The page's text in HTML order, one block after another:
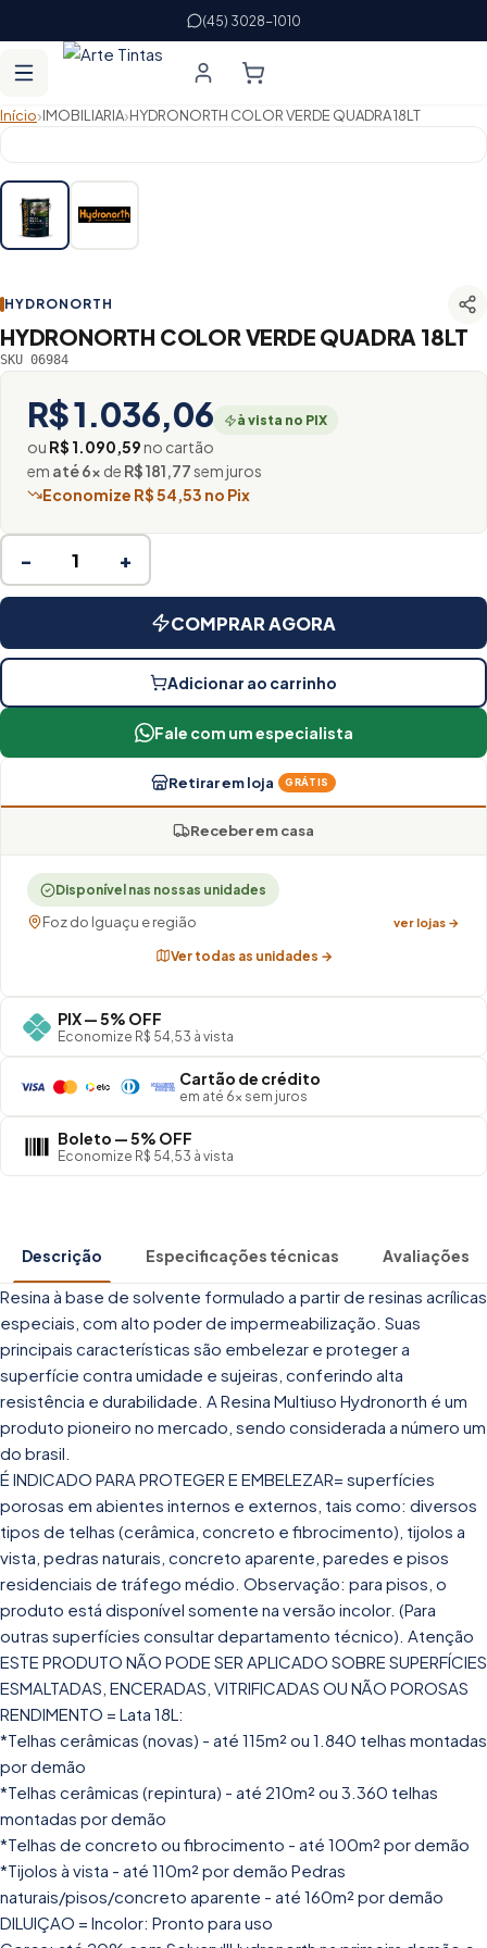
(45) 3028-1010
Início›IMOBILIARIA›HYDRONORTH COLOR VERDE QUADRA 18LT
HYDRONORTH
HYDRONORTH COLOR VERDE QUADRA 18LT
SKU 06984
R$ 1.036,06 à vista no PIX
ou R$ 1.090,59no cartão
em até 6× de R$ 181,77sem juros
Economize R$ 54,53 no Pix
− +
COMPRAR AGORA
Adicionar ao carrinho
Fale com um especialista
Retirar em loja GRÁTIS
Receber em casa
Disponível nas nossas unidades
Foz do Iguaçu e região ver lojas →
Ver todas as unidades →
PIX — 5% OFF
Economize R$ 54,53 à vista
Cartão de crédito
em até 6× sem juros
Boleto — 5% OFF
Economize R$ 54,53 à vista
Descrição Especificações técnicas Avaliações
Resina à base de solvente formulado a partir de resinas acrílicas
especiais, com alto poder de impermeabilização. Suas
principais características são embelezar e proteger a
superfície contra umidade e sujeiras, conferindo alta
resistência e durabilidade. A Resina Multiuso Hydronorth é um
produto pioneiro no mercado, sendo considerada a número um
do brasil.
É INDICADO PARA PROTEGER E EMBELEZAR= superfícies
porosas em abientes internos e externos, tais como: diversos
tipos de telhas (cerâmica, concreto e fibrocimento), tijolos a
vista, pedras naturais, concreto aparente, paredes e pisos
residenciais de tráfego médio. Observação: para pisos, o
produto está disponível somente na versão incolor. (Para
outras superfícies consultar departamento técnico). Atenção
ESTE PRODUTO NÃO PODE SER APLICADO SOBRE SUPERFÍCIES
ESMALTADAS, ENCERADAS, VITRIFICADAS OU NÃO POROSAS
RENDIMENTO = Lata 18L:
*Telhas cerâmicas (novas) - até 115m² ou 1.840 telhas montadas
por demão
*Telhas cerâmicas (repintura) - até 210m² ou 3.360 telhas
montadas por demão
*Telhas de concreto ou fibrocimento - até 100m² por demão
*Tijolos à vista - até 110m² por demão Pedras
naturais/pisos/concreto aparente - até 160m² por demão
DILUIÇAO = Incolor: Pronto para uso